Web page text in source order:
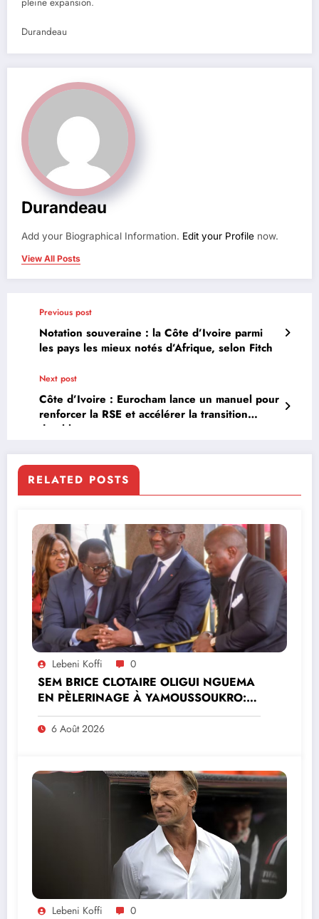
pleine expansion.
Durandeau
Durandeau
Add your Biographical Information. Edit your Profile now.
View All Posts
Previous post
Notation souveraine : la Côte d’Ivoire parmi
les pays les mieux notés d’Afrique, selon Fitch
Next post
Côte d’Ivoire : Eurocham lance un manuel pour
renforcer la RSE et accélérer la transition
durable
RELATED POSTS
Lebeni Koffi 0
SEM BRICE CLOTAIRE OLIGUI NGUEMA
EN PÈLERINAGE À YAMOUSSOUKRO:LE
MINISTRE PAULIN CLAUDE DANHO
PREND PART À LA CÉRÉMONIE
6 Août 2026
Lebeni Koffi 0